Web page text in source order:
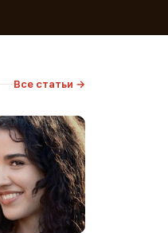
Все статьи →